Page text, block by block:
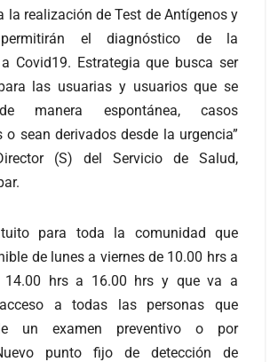
la realización de Test de Antígenos y
el diagnóstico de la
Covid19. Estrategia que busca ser
las usuarias y usuarios que se
manera espontánea, casos
o sean derivados desde la urgencia”
(S) del Servicio de Salud,
para toda la comunidad que
de lunes a viernes de 10.00 hrs a
14.00 hrs a 16.00 hrs y que va a
a todas las personas que
un examen preventivo o por
punto fijo de detección de